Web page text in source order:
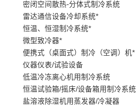
密闭空间散热-分体式制冷系统
雷达通信设备冷却系统*
恒温、恒湿制冷系统*
微型致冷器*
便携式（桌面式）制冷（空调）机*
仪器仪表/试验设备
低温冷冻离心机用制冷系统
恒温试验箱/摇床/设备箱用制冷系统
盐溶液除湿机用蒸发器/冷凝器